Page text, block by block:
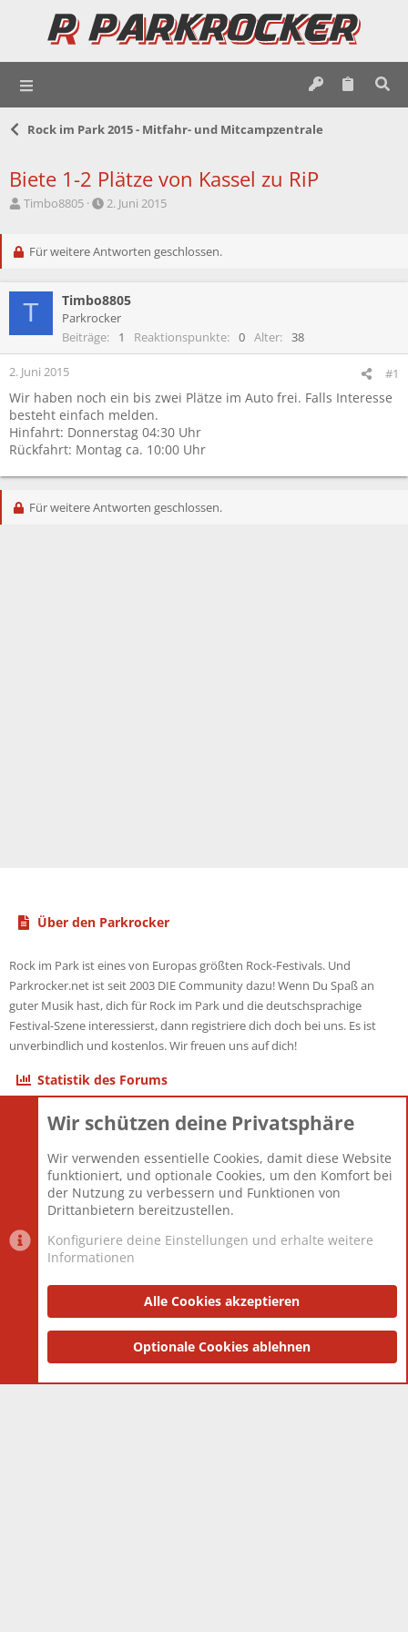
Rock im Park 2015 - Mitfahr- und Mitcampzentrale
Biete 1-2 Plätze von Kassel zu RiP
E
t
l
r
Timbo8805
E
t
l
t
a
m
2. Juni 2015
Für weitere Antworten geschlossen.
T Timbo8805
Parkrocker
Beiträge
1 Reaktionspunkte 0 Alter 38
2. Juni 2015 #1
Wir haben noch ein bis zwei Plätze im Auto frei. Falls Interesse
besteht einfach melden.
Hinfahrt: Donnerstag 04:30 Uhr
Rückfahrt: Montag ca. 10:00 Uhr
Für weitere Antworten geschlossen.
Über den Parkrocker
Rock im Park ist eines von Europas größten Rock-Festivals. Und
Parkrocker.net ist seit 2003 DIE Community dazu! Wenn Du Spaß an
guter Musik hast, dich für Rock im Park und die deutschsprachige
Festival-Szene interessierst, dann registriere dich doch bei uns. Es ist
unverbindlich und kostenlos. Wir freuen uns auf dich!
Statistik des Forums
Themen
Mitglieder
12.426
Neuestes Mitglied
nabulamisika
Datenschutzerklärung Impressum
Community platform by XenForo® © 2010-2025 XenForo Ltd.
and add-ons by ThemeHouse
Wir schützen deine Privatsphäre
Wir verwenden essentielle Cookies, damit diese Website
funktioniert, und optionale Cookies, um den Komfort bei
der Nutzung zu verbessern und Funktionen von
Drittanbietern bereitzustellen.
Konfiguriere deine Einstellungen und erhalte weitere
Informationen
Alle Cookies akzeptieren
Optionale Cookies ablehnen